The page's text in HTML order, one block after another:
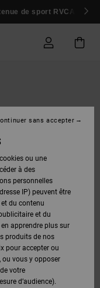
de sport RVCA
ou une
à des
personnelles
IP) peuvent être
du contenu
et du
apprendre plus sur
produits de nos
pour accepter ou
vous y opposer
votre
d’audience).
sans accepter